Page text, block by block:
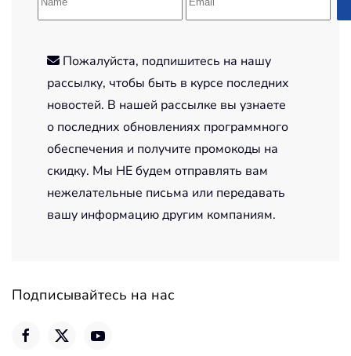
Пожалуйста, подпишитесь на нашу
рассылку, чтобы быть в курсе последних
новостей. В нашей рассылке вы узнаете
о последних обновлениях программного
обеспечения и получите промокоды на
скидку. Мы НЕ будем отправлять вам
нежелательные письма или передавать
вашу информацию другим компаниям.
Подписывайтесь на нас